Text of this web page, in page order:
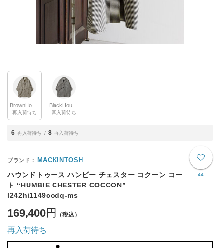
再入荷待ち 再入荷待ち
6 再入荷待ち 8 再入荷待ち
44
MACKINTOSH
ハウンドトゥース ハンビー チェスター コクーン コー
ト “HUMBIE CHESTER COCOON”
l242hi1149codq-ms
169,400円
再入荷待ち